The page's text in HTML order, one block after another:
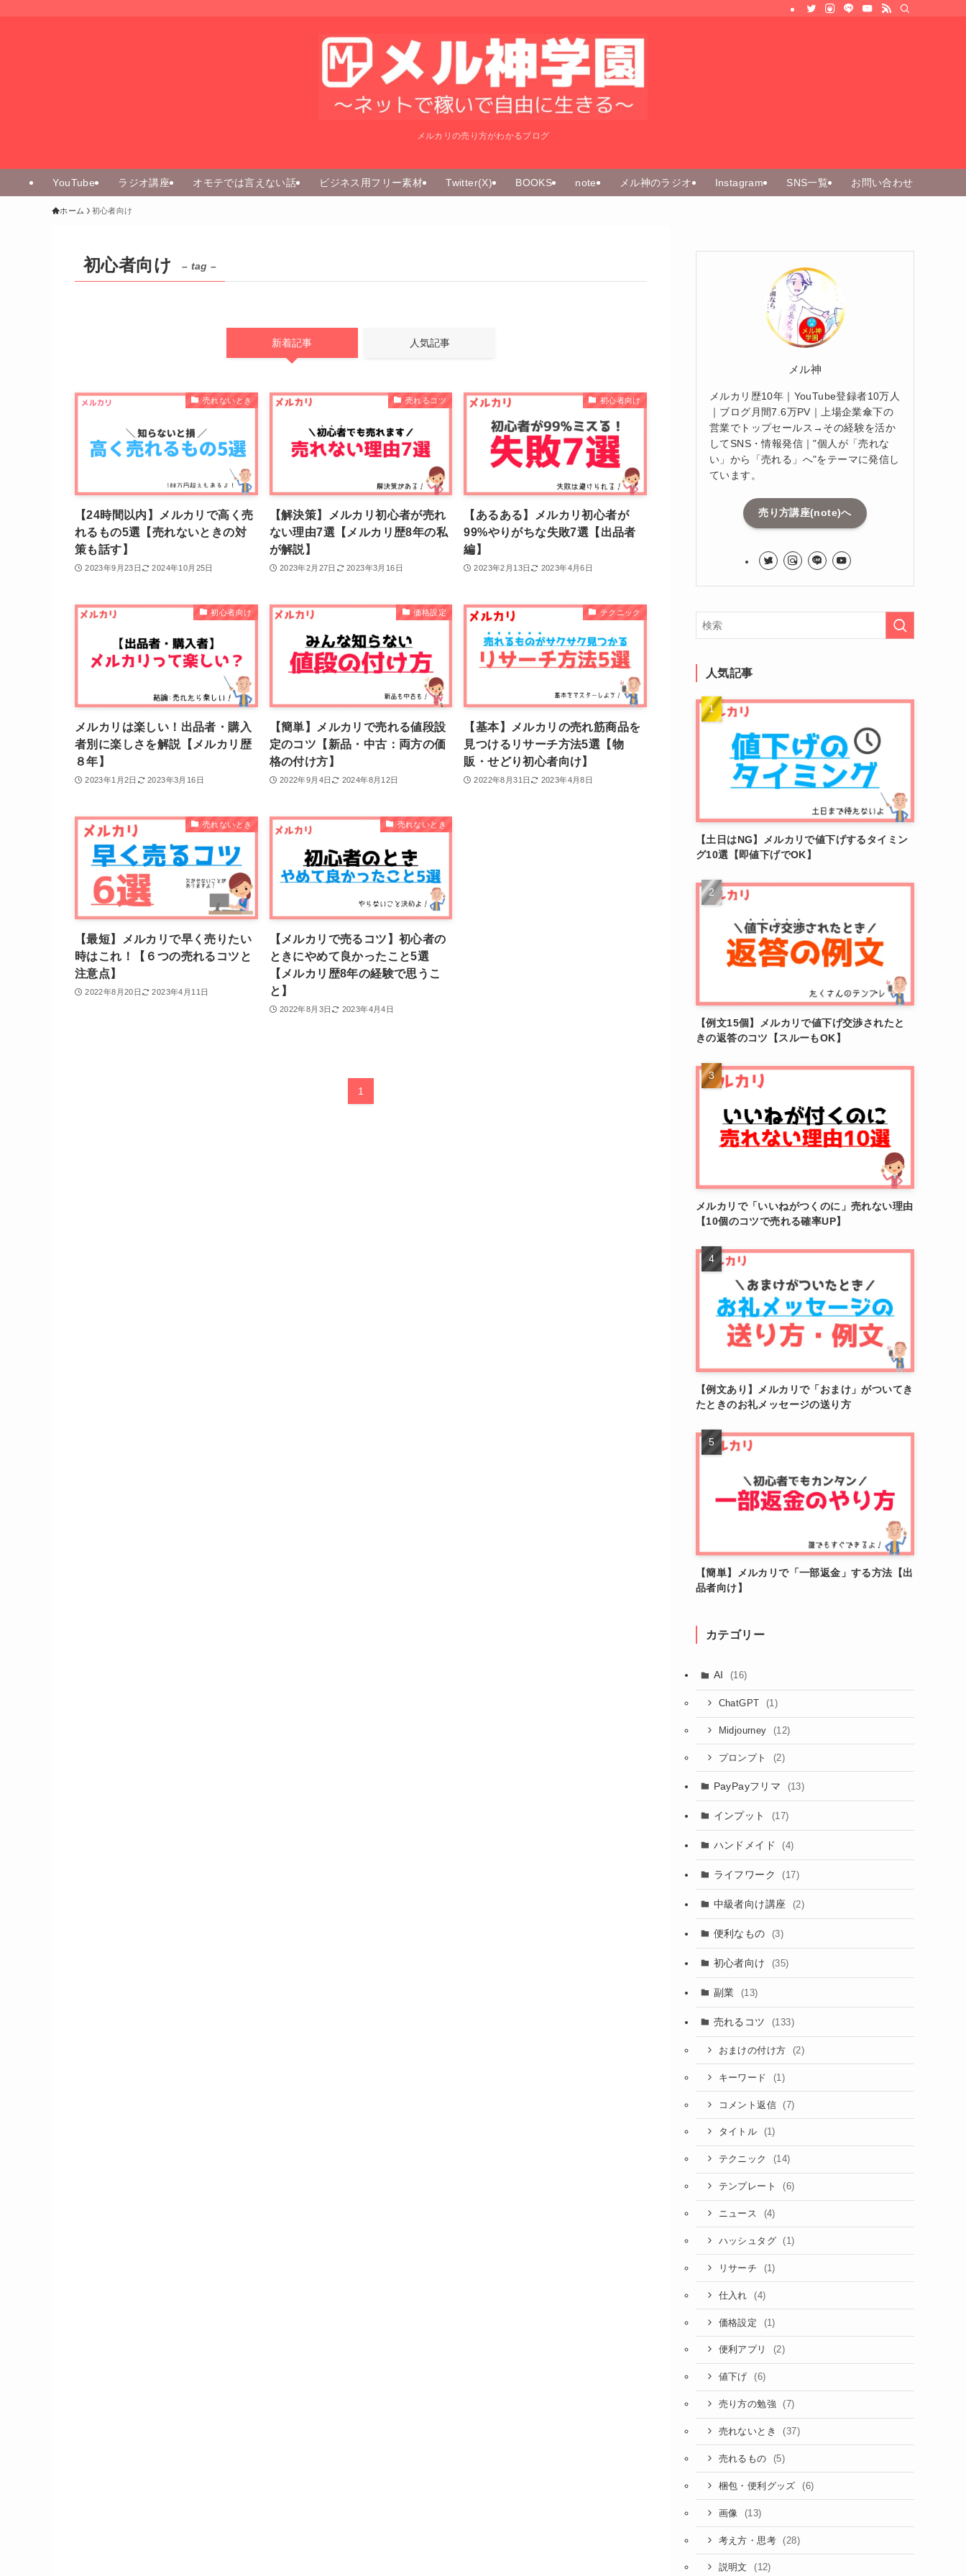
メルカリの売り方がわかるブログ
YouTube ラジオ講座 オモテでは言えない話 ビジネス用フリー素材 Twitter(X) BOOKS note メル神のラジオ Instagram SNS一覧 お問い合わせ
ホーム 初心者向け
初心者向け – tag –
新着記事 人気記事
売れないとき
【24時間以内】メルカリで高く売
れるもの5選【売れないときの対
策も話す】
2023年9月23日 2024年10月25日
売れるコツ
【解決策】メルカリ初心者が売れ
ない理由7選【メルカリ歴8年の私
が解説】
2023年2月27日 2023年3月16日
初心者向け
【あるある】メルカリ初心者が
99%やりがちな失敗7選【出品者
編】
2023年2月13日 2023年4月6日
初心者向け
メルカリは楽しい！出品者・購入
者別に楽しさを解説【メルカリ歴
８年】
2023年1月2日 2023年3月16日
価格設定
【簡単】メルカリで売れる値段設
定のコツ【新品・中古：両方の価
格の付け方】
2022年9月4日 2024年8月12日
テクニック
【基本】メルカリの売れ筋商品を
見つけるリサーチ方法5選【物
販・せどり初心者向け】
2022年8月31日 2023年4月8日
売れないとき
【最短】メルカリで早く売りたい
時はこれ！【６つの売れるコツと
注意点】
2022年8月20日 2023年4月11日
売れないとき
【メルカリで売るコツ】初心者の
ときにやめて良かったこと5選
【メルカリ歴8年の経験で思うこ
と】
2022年8月3日 2023年4月4日
1
メル神
メルカリ歴10年｜YouTube登録者10万人
｜ブログ月間7.6万PV｜上場企業傘下の
営業でトップセールス→その経験を活か
してSNS・情報発信｜"個人が「売れな
い」から「売れる」へ"をテーマに発信し
ています。
売り方講座(note)へ
人気記事
【土日はNG】メルカリで値下げするタイミン
グ10選【即値下げでOK】
【例文15個】メルカリで値下げ交渉されたと
きの返答のコツ【スルーもOK】
メルカリで「いいねがつくのに」売れない理由
【10個のコツで売れる確率UP】
【例文あり】メルカリで「おまけ」がついてき
たときのお礼メッセージの送り方
【簡単】メルカリで「一部返金」する方法【出
品者向け】
カテゴリー
AI (16)
ChatGPT (1)
Midjourney (12)
プロンプト (2)
PayPayフリマ (13)
インプット (17)
ハンドメイド (4)
ライフワーク (17)
中級者向け講座 (2)
便利なもの (3)
初心者向け (35)
副業 (13)
売れるコツ (133)
おまけの付け方 (2)
キーワード (1)
コメント返信 (7)
タイトル (1)
テクニック (14)
テンプレート (6)
ニュース (4)
ハッシュタグ (1)
リサーチ (1)
仕入れ (4)
価格設定 (1)
便利アプリ (2)
値下げ (6)
売り方の勉強 (7)
売れないとき (37)
売れるもの (5)
梱包・便利グッズ (6)
画像 (13)
考え方・思考 (28)
説明文 (12)